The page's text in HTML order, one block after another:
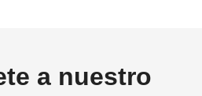
a nuestro